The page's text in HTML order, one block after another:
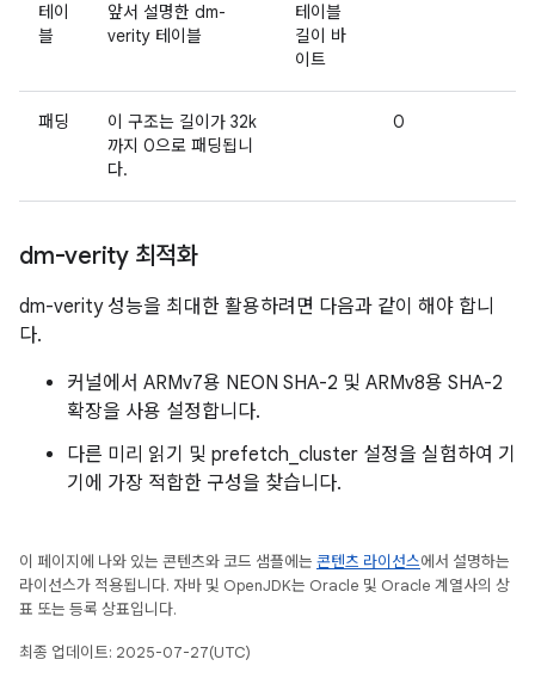
테이
블
앞서 설명한 dm-
verity 테이블
테이블
길이 바
이트
패딩
이 구조는 길이가 32k
까지 0으로 패딩됩니
다.
0
dm-verity 최적화
dm-verity 성능을 최대한 활용하려면 다음과 같이 해야 합니
다.
커널에서 ARMv7용 NEON SHA-2 및 ARMv8용 SHA-2
확장을 사용 설정합니다.
다른 미리 읽기 및 prefetch_cluster 설정을 실험하여 기
기에 가장 적합한 구성을 찾습니다.
이 페이지에 나와 있는 콘텐츠와 코드 샘플에는 콘텐츠 라이선스에서 설명하는
라이선스가 적용됩니다. 자바 및 OpenJDK는 Oracle 및 Oracle 계열사의 상
표 또는 등록 상표입니다.
최종 업데이트: 2025-07-27(UTC)